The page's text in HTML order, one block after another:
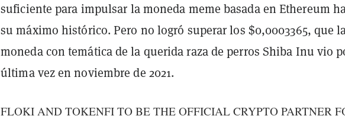
suficiente para impulsar la moneda meme basada en Ethereum
su máximo histórico. Pero no logró superar los $0,0003365, que
moneda con temática de la querida raza de perros Shiba Inu vio
última vez en noviembre de 2021.
FLOKI AND TOKENFI TO BE THE OFFICIAL CRYPTO PARTNER